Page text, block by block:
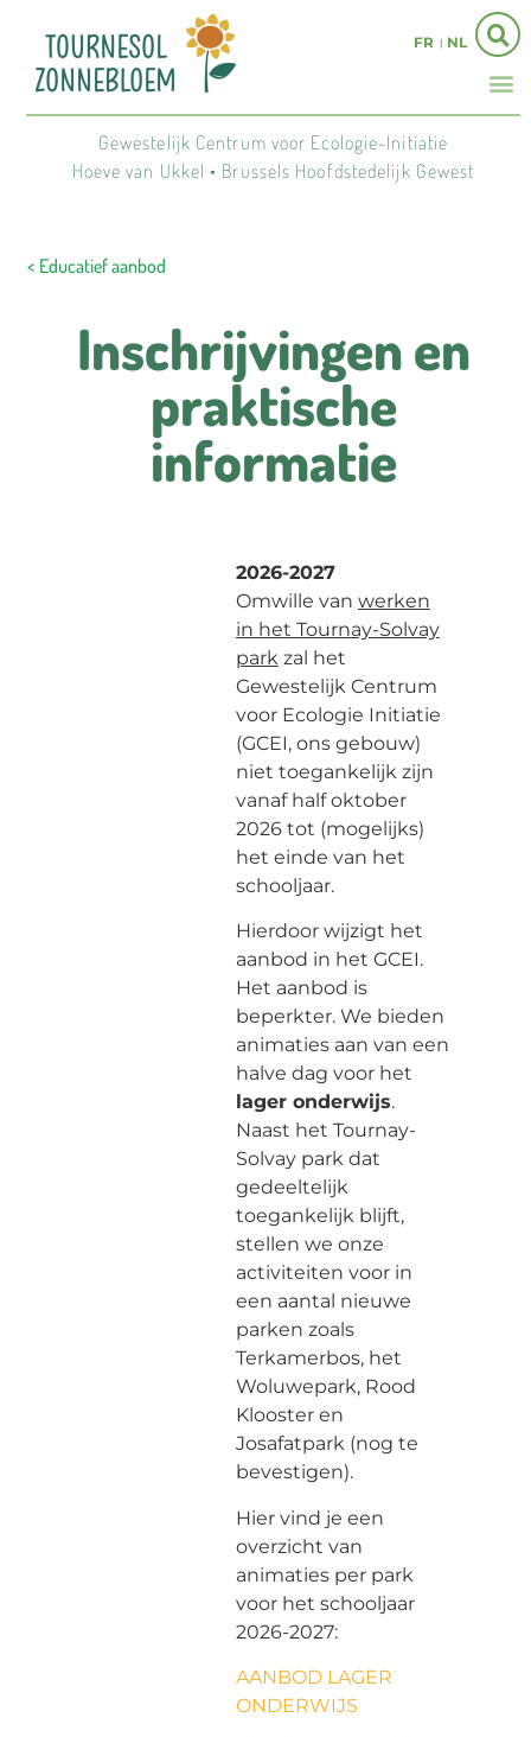
FR NL
Gewestelijk Centrum voor Ecologie-Initiatie
Hoeve van Ukkel • Brussels Hoofdstedelijk Gewest
< Educatief aanbod
Inschrijvingen en
praktische
informatie
2026-2027
Omwille van werken
in het Tournay-Solvay
park zal het
Gewestelijk Centrum
voor Ecologie Initiatie
(GCEI, ons gebouw)
niet toegankelijk zijn
vanaf half oktober
2026 tot (mogelijks)
het einde van het
schooljaar.
Hierdoor wijzigt het
aanbod in het GCEI.
Het aanbod is
beperkter. We bieden
animaties aan van een
halve dag voor het
lager onderwijs.
Naast het Tournay-
Solvay park dat
gedeeltelijk
toegankelijk blijft,
stellen we onze
activiteiten voor in
een aantal nieuwe
parken zoals
Terkamerbos, het
Woluwepark, Rood
Klooster en
Josafatpark (nog te
bevestigen).
Hier vind je een
overzicht van
animaties per park
voor het schooljaar
2026-2027:
AANBOD LAGER
ONDERWIJS